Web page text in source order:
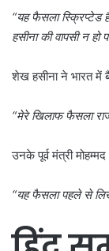
“यह फैसला स्क्रिप्टेड
हसीना की वापसी न हो
शेख हसीना ने भारत में
“मेरे खिलाफ फैसला
उनके पूर्व मंत्री
“यह फैसला पहले से